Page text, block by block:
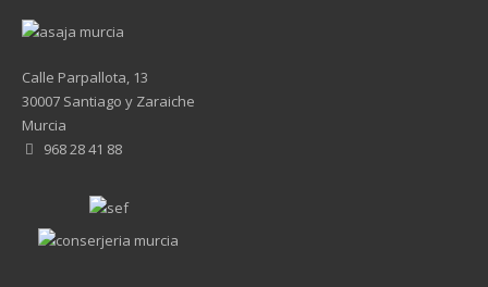
Calle Parpallota, 13
30007 Santiago y Zaraiche
Murcia
968 28 41 88